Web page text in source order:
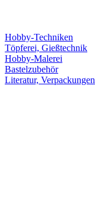
Hobby-Techniken
Töpferei, Gießtechnik
Hobby-Malerei
Bastelzubehör
Literatur, Verpackungen